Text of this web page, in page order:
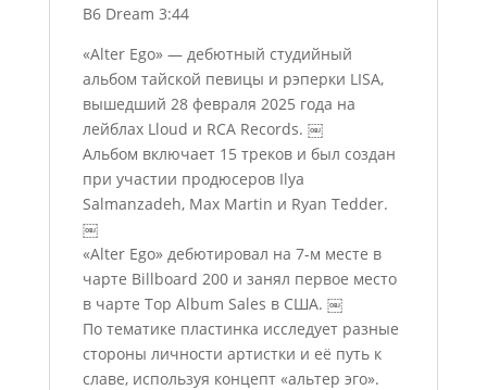
B6 Dream 3:44
«Alter Ego» — дебютный студийный
альбом тайской певицы и рэперки LISA,
вышедший 28 февраля 2025 года на
лейблах Lloud и RCA Records. ￼
Альбом включает 15 треков и был создан
при участии продюсеров Ilya
Salmanzadeh, Max Martin и Ryan Tedder.
￼
«Alter Ego» дебютировал на 7-м месте в
чарте Billboard 200 и занял первое место
в чарте Top Album Sales в США. ￼
По тематике пластинка исследует разные
стороны личности артистки и её путь к
славе, используя концепт «альтер эго».